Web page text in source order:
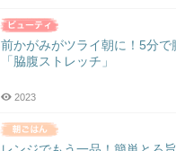
前かがみがツライ朝に！5分で
「脇腹ストレッチ」
2023